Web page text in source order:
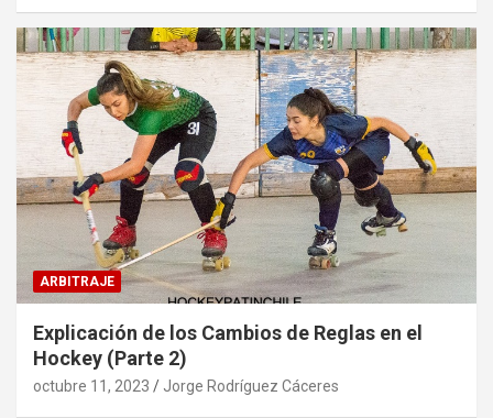
ARBITRAJE
Explicación de los Cambios de Reglas en el
Hockey (Parte 2)
octubre 11, 2023 Jorge Rodríguez Cáceres